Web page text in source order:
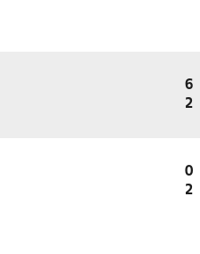
6
2
0
2